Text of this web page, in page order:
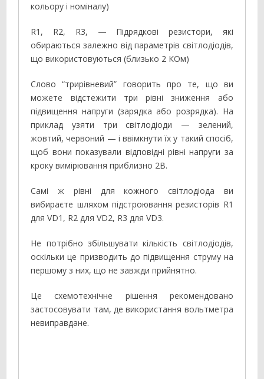
кольору і номіналу)
R1, R2, R3, — Підрядкові резистори, які
обираються залежно від параметрів світлодіодів,
що використовуються (близько 2 КОм)
Слово “трирівневий” говорить про те, що ви
можете відстежити три рівні зниження або
підвищення напруги (зарядка або розрядка). На
приклад узяти три світлодіоди — зелений,
жовтий, червоний — і ввімкнути їх у такий спосіб,
щоб вони показували відповідні рівні напруги за
кроку вимірювання приблизно 2В.
Самі ж рівні для кожного світлодіода ви
вибираєте шляхом підстроювання резисторів R1
для VD1, R2 для VD2, R3 для VD3.
Не потрібно збільшувати кількість світлодіодів,
оскільки це призводить до підвищення струму на
першому з них, що не завжди прийнятно.
Це схемотехнічне рішення рекомендовано
застосовувати там, де використання вольтметра
невиправдане.